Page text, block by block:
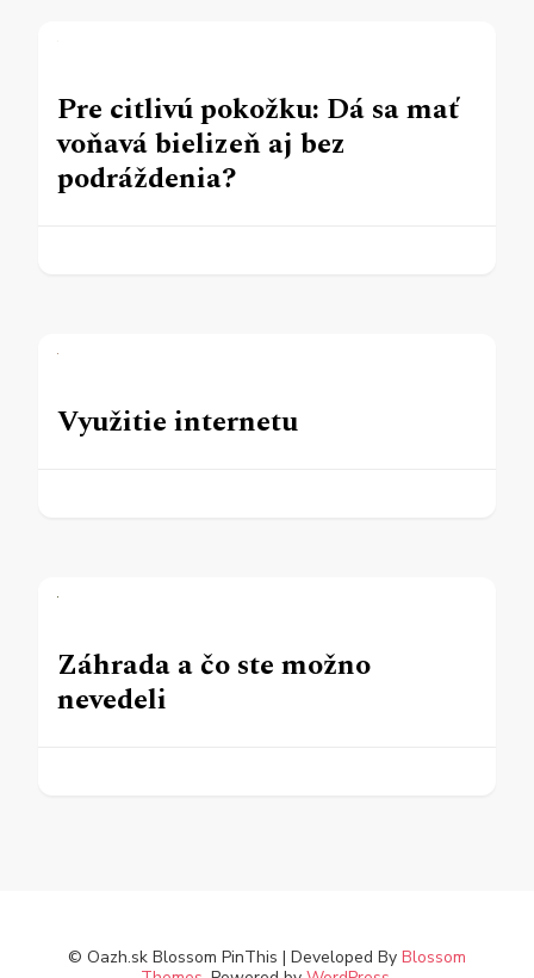
Pre citlivú pokožku: Dá sa mať
voňavá bielizeň aj bez
podráždenia?
Využitie internetu
Záhrada a čo ste možno
nevedeli
© Oazh.sk Blossom PinThis | Developed By Blossom